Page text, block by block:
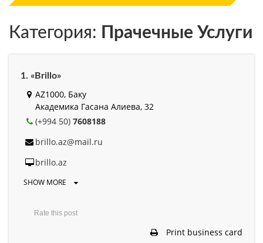
Категория: Прачечные Услуги
1. «Brillo»
AZ1000, Баку
Академика Гасана Алиева, 32
(+994 50) 7608188
brillo.az@mail.ru
brillo.az
SHOW MORE
Rate this post
Print business card